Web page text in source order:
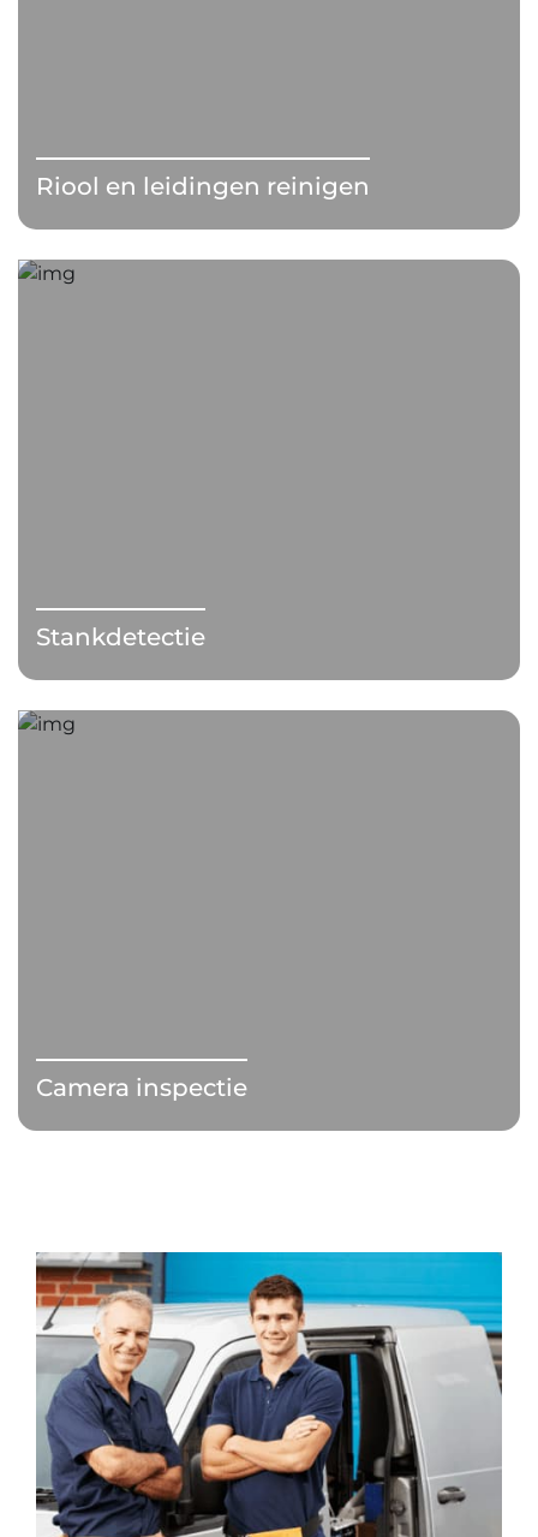
Riool en leidingen reinigen
Stankdetectie
Camera inspectie